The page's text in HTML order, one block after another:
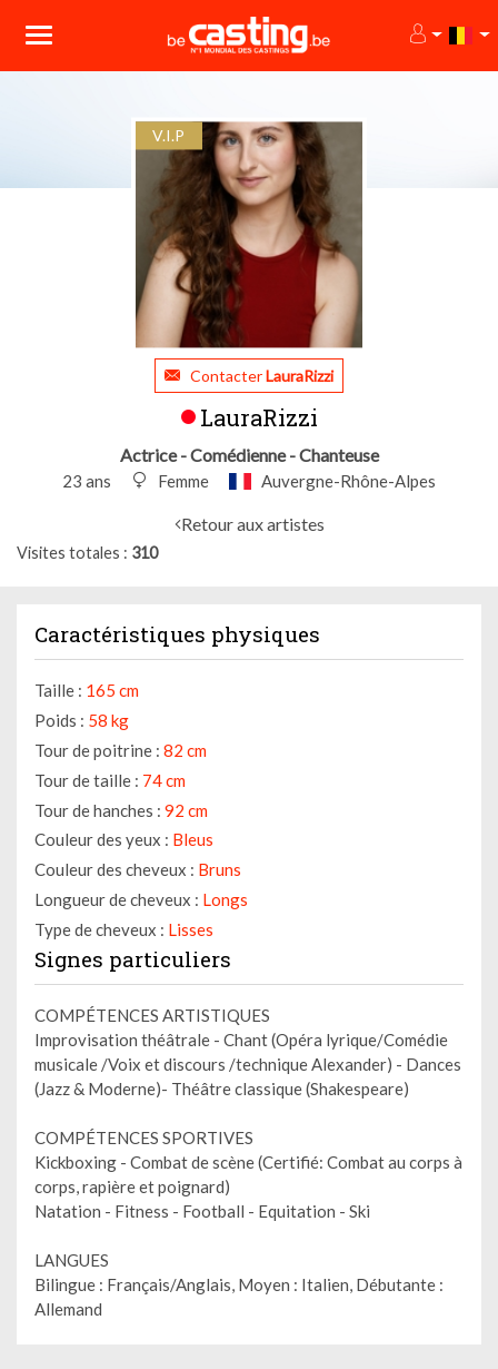
V.I.P
ContacterLauraRizzi
LauraRizzi
Actrice - Comédienne - Chanteuse
23 ans Femme Auvergne-Rhône-Alpes
Retour aux artistes
Visites totales 310
Caractéristiques physiques
Taille : 165 cm
Poids : 58 kg
Tour de poitrine : 82 cm
Tour de taille : 74 cm
Tour de hanches : 92 cm
Couleur des yeux : Bleus
Couleur des cheveux : Bruns
Longueur de cheveux : Longs
Type de cheveux : Lisses
Signes particuliers
COMPÉTENCES ARTISTIQUES
Improvisation théâtrale - Chant (Opéra lyrique/Comédie
musicale /Voix et discours /technique Alexander) - Dances
(Jazz & Moderne)- Théâtre classique (Shakespeare)
COMPÉTENCES SPORTIVES
Kickboxing - Combat de scène (Certifié: Combat au corps à
corps, rapière et poignard)
Natation - Fitness - Football - Equitation - Ski
LANGUES
Bilingue : Français/Anglais, Moyen : Italien, Débutante :
Allemand